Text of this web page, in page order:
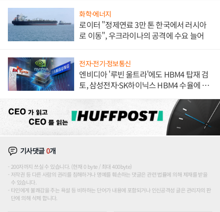
화학·에너지
로이터 "정제연료 3만 톤 한국에서 러시아
로 이동", 우크라이나의 공격에 수요 늘어
전자·전기·정보통신
엔비디아 '루빈 울트라'에도 HBM4 탑재 검
토, 삼성전자·SK하이닉스 HBM4 수율에 주
기사댓글0개
200자까지 쓰실 수 있습니다. (현재 0 byte / 최대 400byte)
저작권 등 다른 사람의 권리를 침해하거나 명예를 훼손하는 댓글은 관련 법률에 의해 제재를 받을
수 있습니다.
타인에게 불쾌감을 주는 욕설 등 비하하는 단어가 내용에 포함되거나 인신공격성 글은 관리자의 판
단에 의해 삭제 합니다.